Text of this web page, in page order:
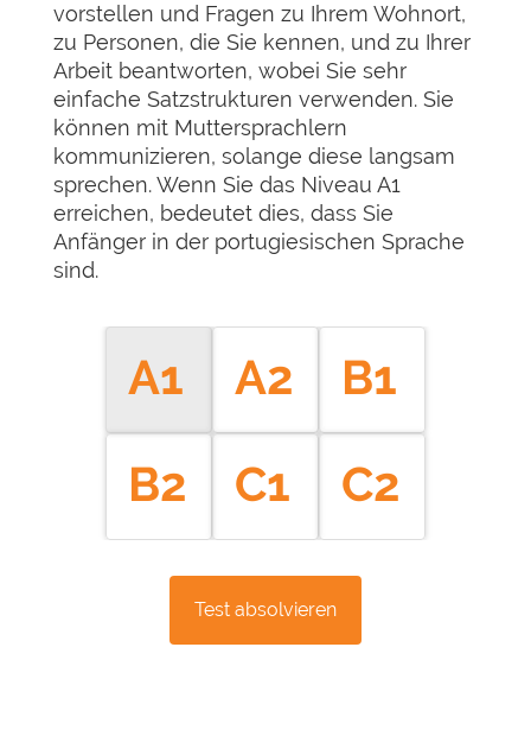
vorstellen und Fragen zu Ihrem Wohnort,
zu Personen, die Sie kennen, und zu Ihrer
Arbeit beantworten, wobei Sie sehr
einfache Satzstrukturen verwenden. Sie
können mit Muttersprachlern
kommunizieren, solange diese langsam
sprechen. Wenn Sie das Niveau A1
erreichen, bedeutet dies, dass Sie
Anfänger in der portugiesischen Sprache
sind.
A1 A2
B1
B2
C1 C2
Test absolvieren